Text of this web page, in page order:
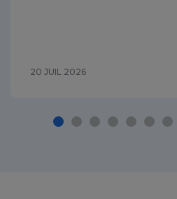
20 JUIL 2026